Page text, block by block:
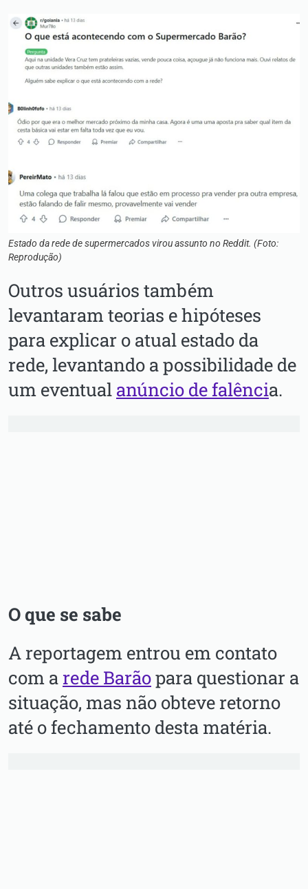
Estado da rede de supermercados virou assunto no Reddit. (Foto:
Reprodução)
Outros usuários também
levantaram teorias e hipóteses
para explicar o atual estado da
rede, levantando a possibilidade de
um eventual anúncio de falência.
O que se sabe
A reportagem entrou em contato
com a rede Barãopara questionar a
situação, mas não obteve retorno
até o fechamento desta matéria.